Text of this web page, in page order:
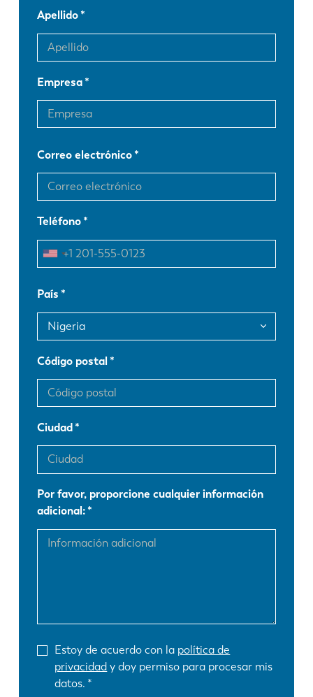
Apellido
Empresa
Correo electrónico
Teléfono
País
Código postal
Ciudad
Por favor, proporcione cualquier información
adicional:
Estoy de acuerdo con la política de
privacidad y doy permiso para procesar mis
datos.
DE
ES
KO